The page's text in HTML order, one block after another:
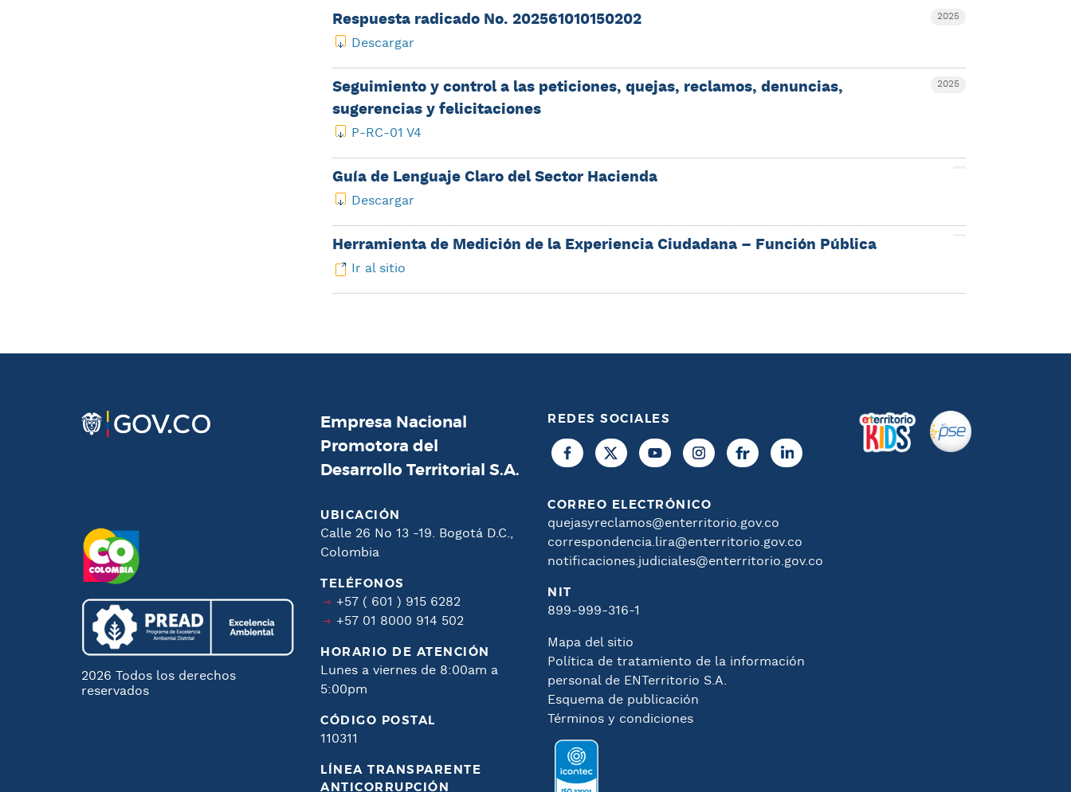
2025
Respuesta radicado No. 202561010150202
Descargar
2025
Seguimiento y control a las peticiones, quejas, reclamos, denuncias,
sugerencias y felicitaciones
P-RC-01 V4
Guía de Lenguaje Claro del Sector Hacienda
Descargar
Herramienta de Medición de la Experiencia Ciudadana – Función Pública
Ir al sitio
2026 Todos los derechos
reservados
Empresa Nacional
Promotora del
Desarrollo Territorial S.A.
UBICACIÓN
Calle 26 No 13 -19. Bogotá D.C.,
Colombia
TELÉFONOS
+57 ( 601 ) 915 6282
+57 01 8000 914 502
HORARIO DE ATENCIÓN
Lunes a viernes de 8:00am a
5:00pm
CÓDIGO POSTAL
110311
LÍNEA TRANSPARENTE
ANTICORRUPCIÓN
REDES SOCIALES
CORREO ELECTRÓNICO
quejasyreclamos@enterritorio.gov.co
correspondencia.lira@enterritorio.gov.co
notificaciones.judiciales@enterritorio.gov.co
NIT
899-999-316-1
Mapa del sitio
Política de tratamiento de la información
personal de ENTerritorio S.A.
Esquema de publicación
Términos y condiciones